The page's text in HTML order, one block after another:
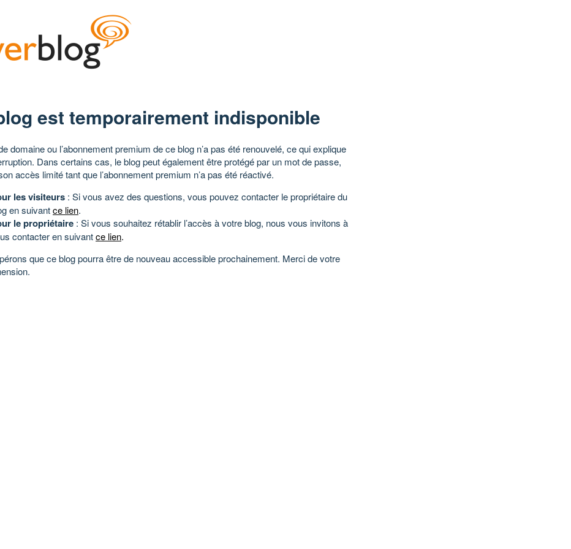
est temporairement indisponible
domaine ou l’abonnement premium de ce blog n’a pas été renouvelé, ce qui explique
Dans certains cas, le blog peut également être protégé par un mot de passe,
accès limité tant que l’abonnement premium n’a pas été réactivé.
les visiteurs : Si vous avez des questions, vous pouvez contacter le propriétaire du
en suivantce lien.
le propriétaire : Si vous souhaitez rétablir l’accès à votre blog, nous vous invitons à
contacter en suivantce lien.
que ce blog pourra être de nouveau accessible prochainement. Merci de votre